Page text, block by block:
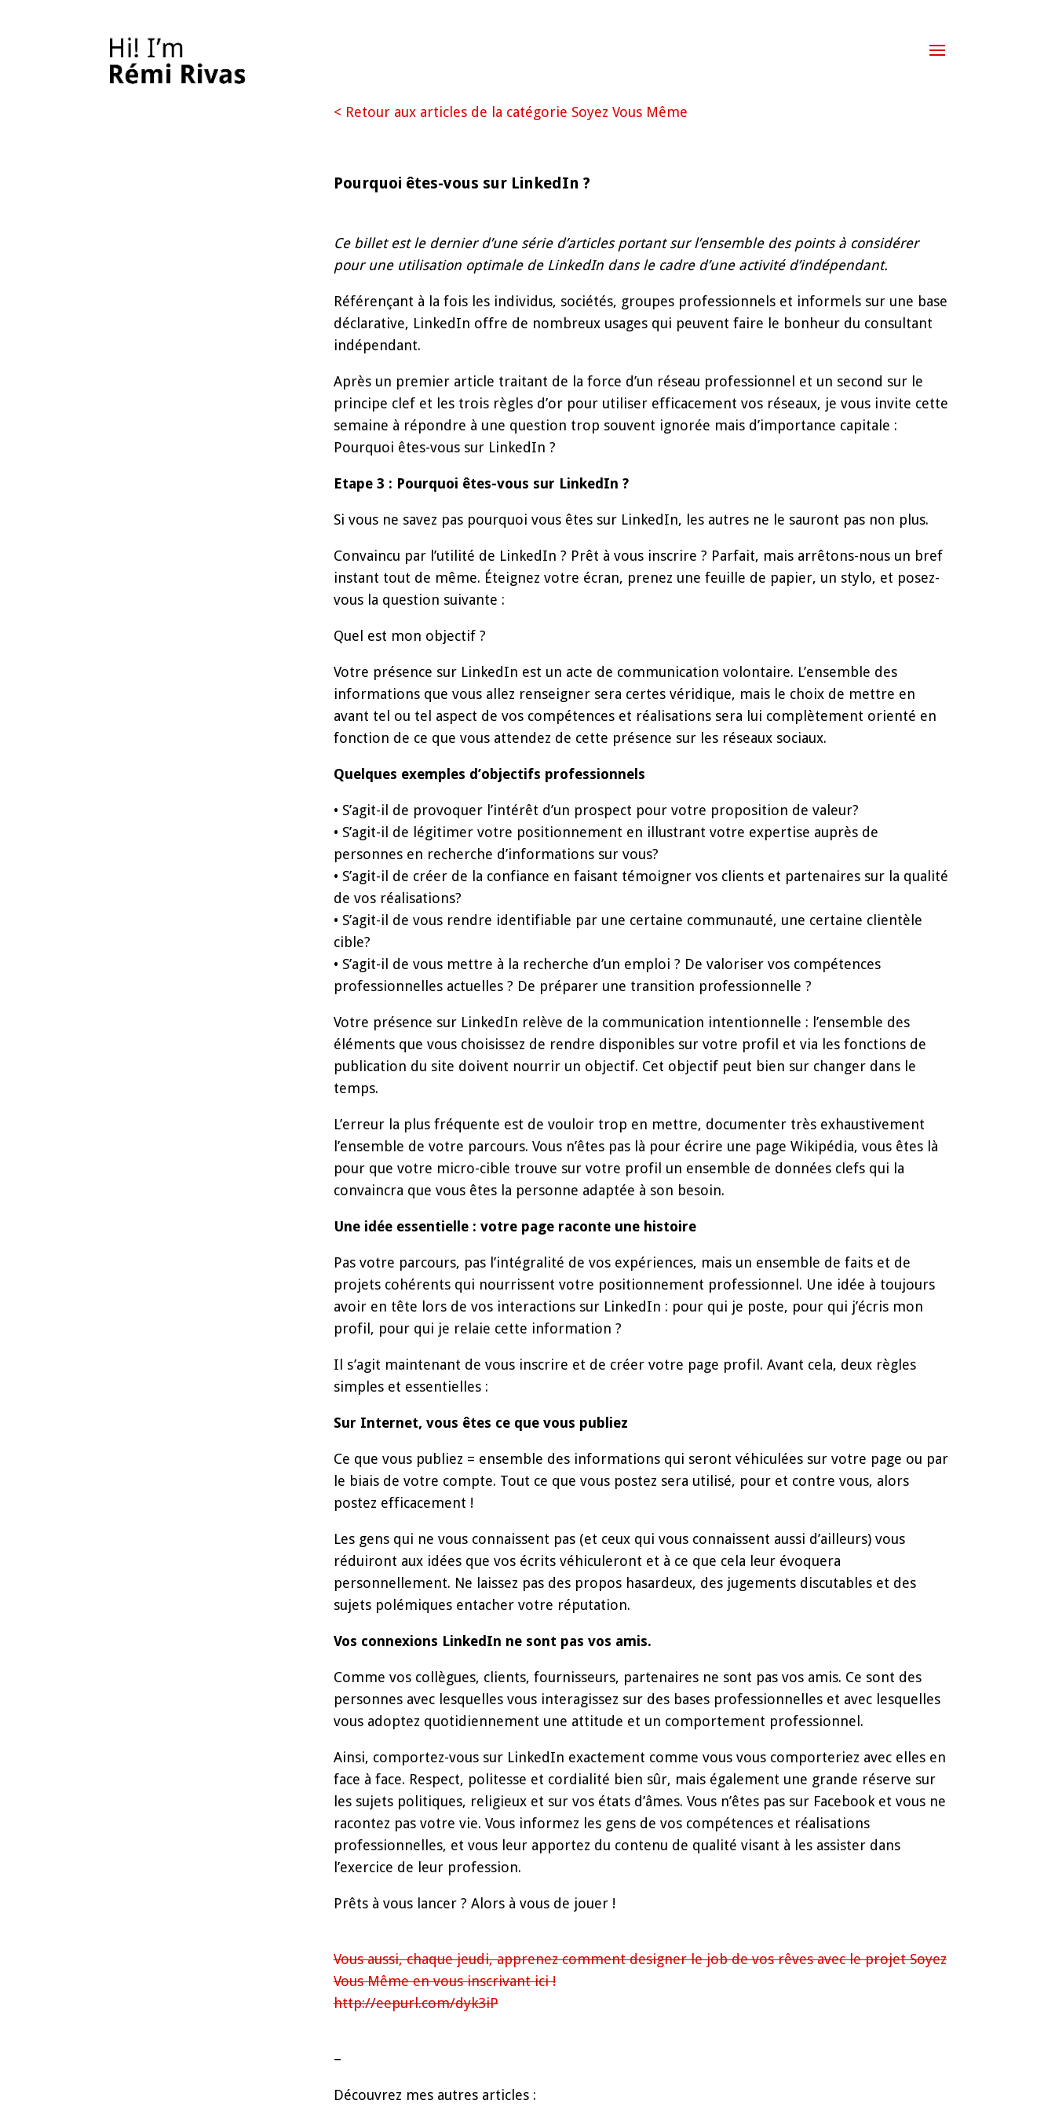
< Retour aux articles de la catégorie Soyez Vous Même
Pourquoi êtes-vous sur LinkedIn ?
Ce billet est le dernier d’une série d’articles portant sur l’ensemble des points à considérer
pour une utilisation optimale de LinkedIn dans le cadre d’une activité d’indépendant.
Référençant à la fois les individus, sociétés, groupes professionnels et informels sur une base
déclarative, LinkedIn offre de nombreux usages qui peuvent faire le bonheur du consultant
indépendant.
Après un premier article traitant de la force d’un réseau professionnel et un second sur le
principe clef et les trois règles d’or pour utiliser efficacement vos réseaux, je vous invite cette
semaine à répondre à une question trop souvent ignorée mais d’importance capitale :
Pourquoi êtes-vous sur LinkedIn ?
Etape 3 : Pourquoi êtes-vous sur LinkedIn ?
Si vous ne savez pas pourquoi vous êtes sur LinkedIn, les autres ne le sauront pas non plus.
Convaincu par l’utilité de LinkedIn ? Prêt à vous inscrire ? Parfait, mais arrêtons-nous un bref
instant tout de même. Éteignez votre écran, prenez une feuille de papier, un stylo, et posez-
vous la question suivante :
Quel est mon objectif ?
Votre présence sur LinkedIn est un acte de communication volontaire. L’ensemble des
informations que vous allez renseigner sera certes véridique, mais le choix de mettre en
avant tel ou tel aspect de vos compétences et réalisations sera lui complètement orienté en
fonction de ce que vous attendez de cette présence sur les réseaux sociaux.
Quelques exemples d’objectifs professionnels
• S’agit-il de provoquer l’intérêt d’un prospect pour votre proposition de valeur?
• S’agit-il de légitimer votre positionnement en illustrant votre expertise auprès de
personnes en recherche d’informations sur vous?
• S’agit-il de créer de la confiance en faisant témoigner vos clients et partenaires sur la qualité
de vos réalisations?
• S’agit-il de vous rendre identifiable par une certaine communauté, une certaine clientèle
cible?
• S’agit-il de vous mettre à la recherche d’un emploi ? De valoriser vos compétences
professionnelles actuelles ? De préparer une transition professionnelle ?
Votre présence sur LinkedIn relève de la communication intentionnelle : l’ensemble des
éléments que vous choisissez de rendre disponibles sur votre profil et via les fonctions de
publication du site doivent nourrir un objectif. Cet objectif peut bien sur changer dans le
temps.
L’erreur la plus fréquente est de vouloir trop en mettre, documenter très exhaustivement
l’ensemble de votre parcours. Vous n’êtes pas là pour écrire une page Wikipédia, vous êtes là
pour que votre micro-cible trouve sur votre profil un ensemble de données clefs qui la
convaincra que vous êtes la personne adaptée à son besoin.
Une idée essentielle : votre page raconte une histoire
Pas votre parcours, pas l’intégralité de vos expériences, mais un ensemble de faits et de
projets cohérents qui nourrissent votre positionnement professionnel. Une idée à toujours
avoir en tête lors de vos interactions sur LinkedIn : pour qui je poste, pour qui j’écris mon
profil, pour qui je relaie cette information ?
Il s’agit maintenant de vous inscrire et de créer votre page profil. Avant cela, deux règles
simples et essentielles :
Sur Internet, vous êtes ce que vous publiez
Ce que vous publiez = ensemble des informations qui seront véhiculées sur votre page ou par
le biais de votre compte. Tout ce que vous postez sera utilisé, pour et contre vous, alors
postez efficacement !
Les gens qui ne vous connaissent pas (et ceux qui vous connaissent aussi d’ailleurs) vous
réduiront aux idées que vos écrits véhiculeront et à ce que cela leur évoquera
personnellement. Ne laissez pas des propos hasardeux, des jugements discutables et des
sujets polémiques entacher votre réputation.
Vos connexions LinkedIn ne sont pas vos amis.
Comme vos collègues, clients, fournisseurs, partenaires ne sont pas vos amis. Ce sont des
personnes avec lesquelles vous interagissez sur des bases professionnelles et avec lesquelles
vous adoptez quotidiennement une attitude et un comportement professionnel.
Ainsi, comportez-vous sur LinkedIn exactement comme vous vous comporteriez avec elles en
face à face. Respect, politesse et cordialité bien sûr, mais également une grande réserve sur
les sujets politiques, religieux et sur vos états d’âmes. Vous n’êtes pas sur Facebook et vous ne
racontez pas votre vie. Vous informez les gens de vos compétences et réalisations
professionnelles, et vous leur apportez du contenu de qualité visant à les assister dans
l’exercice de leur profession.
Prêts à vous lancer ? Alors à vous de jouer !
Vous aussi, chaque jeudi, apprenez comment designer le job de vos rêves avec le projet Soyez
Vous Même en vous inscrivant ici !
http://eepurl.com/dyk3iP
–
Découvrez mes autres articles :